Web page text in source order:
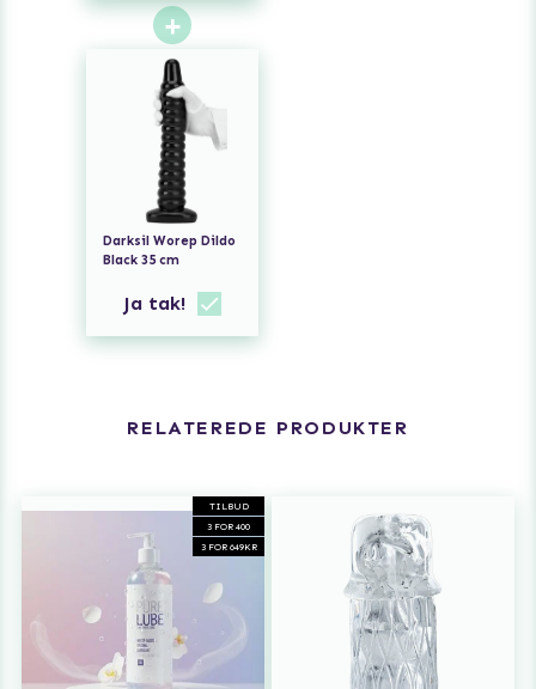
+
Darksil Worep Dildo
Black 35 cm
Ja tak!
RELATEREDE PRODUKTER
TILBUD
3 FOR 400
3 FOR 649KR